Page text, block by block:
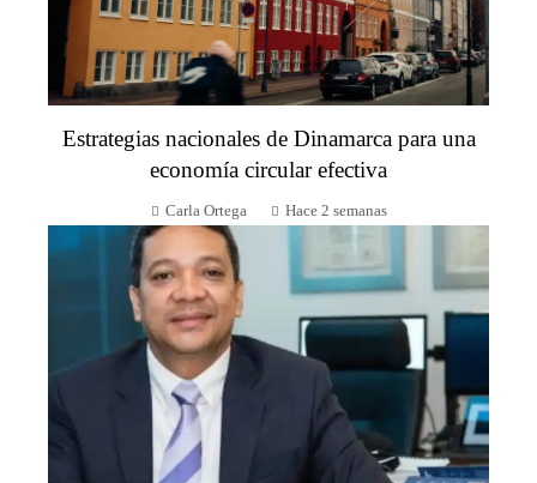
Estrategias nacionales de Dinamarca para una
economía circular efectiva
Carla Ortega Hace 2 semanas